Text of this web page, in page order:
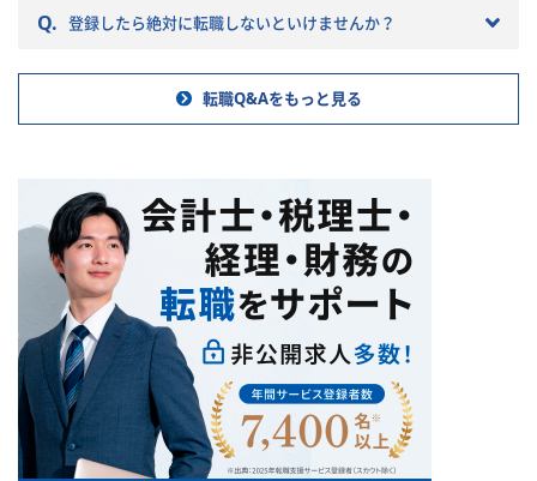
成・レビュー
5. 業務改善・内部管理体制の整
セス、チェック体制の整備・改善
・属人的な運用の解消、業務標準
・管理表、レポーティングフォー
マット、マニュアル、チェックリ
スト等の整備
・部門長と連携した経理財務機能
の高度化、社内関係者への改善提
案
さい。
Q. 登録したら絶対に転職しないといけませんか？
転職Q&Aをもっと見る